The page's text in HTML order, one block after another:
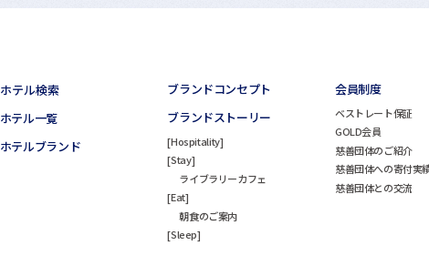
ホテル検索
ホテル一覧
ホテルブランド
ブランドコンセプト
ブランドストーリー
Hospitality
Stay
ライブラリーカフェ
Eat
朝食のご案内
Sleep
会員制度
ベストレート保証
GOLD会員
慈善団体のご紹介
慈善団体への寄付実
慈善団体との交流